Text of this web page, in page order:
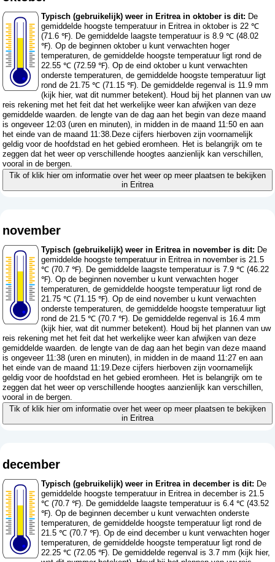
Typisch (gebruikelijk) weer in Eritrea in oktober is dit: De
gemiddelde hoogste temperatuur in Eritrea in oktober is 22 ℃
(71.6 ℉). De gemiddelde laagste temperatuur is 8.9 ℃ (48.02
℉). Op de beginnen oktober u kunt verwachten hoger
temperaturen, de gemiddelde hoogste temperatuur ligt rond de
22.55 ℃ (72.59 ℉). Op de eind oktober u kunt verwachten
onderste temperaturen, de gemiddelde hoogste temperatuur ligt
rond de 21.75 ℃ (71.15 ℉). De gemiddelde regenval is 11.9 mm
(kijk hier, wat dit nummer betekent). Houd bij het plannen van uw
reis rekening met het feit dat het werkelijke weer kan afwijken van deze
gemiddelde waarden. de lengte van de dag aan het begin van deze maand
is ongeveer 12:03 (uren en minuten), in midden in de maand 11:50 en aan
het einde van de maand 11:38.Deze cijfers hierboven zijn voornamelijk
geldig voor de hoofdstad en het gebied eromheen. Het is belangrijk om te
zeggen dat het weer op verschillende hoogtes aanzienlijk kan verschillen,
vooral in de bergen.
Tik of klik hier om informatie over het weer op meer plaatsen te bekijken
in Eritrea
november
Typisch (gebruikelijk) weer in Eritrea in november is dit: De
gemiddelde hoogste temperatuur in Eritrea in november is 21.5
℃ (70.7 ℉). De gemiddelde laagste temperatuur is 7.9 ℃ (46.22
℉). Op de beginnen november u kunt verwachten hoger
temperaturen, de gemiddelde hoogste temperatuur ligt rond de
21.75 ℃ (71.15 ℉). Op de eind november u kunt verwachten
onderste temperaturen, de gemiddelde hoogste temperatuur ligt
rond de 21.5 ℃ (70.7 ℉). De gemiddelde regenval is 16.4 mm
(kijk hier, wat dit nummer betekent). Houd bij het plannen van uw
reis rekening met het feit dat het werkelijke weer kan afwijken van deze
gemiddelde waarden. de lengte van de dag aan het begin van deze maand
is ongeveer 11:38 (uren en minuten), in midden in de maand 11:27 en aan
het einde van de maand 11:19.Deze cijfers hierboven zijn voornamelijk
geldig voor de hoofdstad en het gebied eromheen. Het is belangrijk om te
zeggen dat het weer op verschillende hoogtes aanzienlijk kan verschillen,
vooral in de bergen.
Tik of klik hier om informatie over het weer op meer plaatsen te bekijken
in Eritrea
december
Typisch (gebruikelijk) weer in Eritrea in december is dit: De
gemiddelde hoogste temperatuur in Eritrea in december is 21.5
℃ (70.7 ℉). De gemiddelde laagste temperatuur is 6.4 ℃ (43.52
℉). Op de beginnen december u kunt verwachten onderste
temperaturen, de gemiddelde hoogste temperatuur ligt rond de
21.5 ℃ (70.7 ℉). Op de eind december u kunt verwachten hoger
temperaturen, de gemiddelde hoogste temperatuur ligt rond de
22.25 ℃ (72.05 ℉). De gemiddelde regenval is 3.7 mm (kijk hier,